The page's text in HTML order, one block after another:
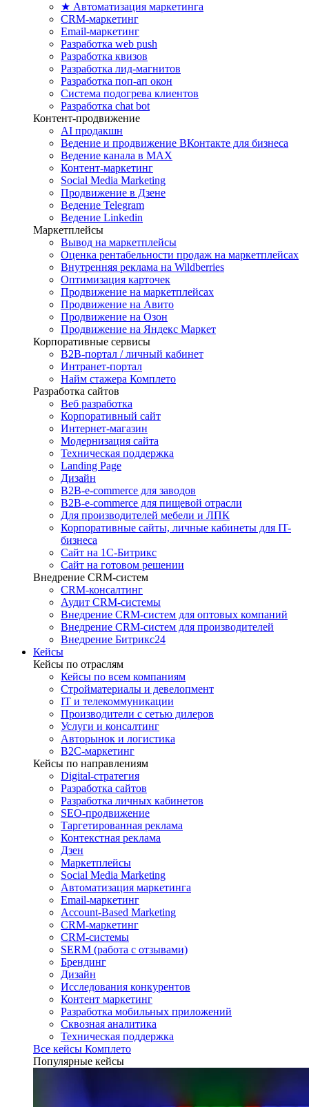
★ Автоматизация маркетинга
CRM-маркетинг
Email-маркетинг
Разработка web push
Разработка квизов
Разработка лид-магнитов
Разработка поп-ап окон
Система подогрева клиентов
Разработка chat bot
Контент-продвижение
AI продакшн
Ведение и продвижение ВКонтакте для бизнеса
Ведение канала в MAX
Контент-маркетинг
Social Media Marketing
Продвижение в Дзене
Ведение Telegram
Ведение Linkedin
Маркетплейсы
Вывод на маркетплейсы
Оценка рентабельности продаж на маркетплейсах
Внутренняя реклама на Wildberries
Оптимизация карточек
Продвижение на маркетплейсах
Продвижение на Авито
Продвижение на Озон
Продвижение на Яндекс Маркет
Корпоративные сервисы
B2B-портал / личный кабинет
Интранет-портал
Найм стажера Комплето
Разработка сайтов
Веб разработка
Корпоративный сайт
Интернет-магазин
Модернизация сайта
Техническая поддержка
Landing Page
Дизайн
B2B-e-commerce для заводов
B2B-e-commerce для пищевой отрасли
Для производителей мебели и ЛПК
Корпоративные сайты, личные кабинеты для IT-
бизнеса
Сайт на 1С-Битрикс
Сайт на готовом решении
Внедрение CRM-систем
CRM-консалтинг
Аудит CRM-системы
Внедрение CRM-систем для оптовых компаний
Внедрение CRM-систем для производителей
Внедрение Битрикс24
Кейсы
Кейсы по отраслям
Кейсы по всем компаниям
Стройматериалы и девелопмент
IT и телекоммуникации
Производители с сетью дилеров
Услуги и консалтинг
Авторынок и логистика
B2С-маркетинг
Кейсы по направлениям
Digital-стратегия
Разработка сайтов
Разработка личных кабинетов
SEO-продвижение
Таргетированная реклама
Контекстная реклама
Дзен
Маркетплейсы
Social Media Marketing
Автоматизация маркетинга
Email-маркетинг
Account-Based Marketing
CRM-маркетинг
CRM-системы
SERM (работа с отзывами)
Брендинг
Дизайн
Исследования конкурентов
Контент маркетинг
Разработка мобильных приложений
Сквозная аналитика
Техническая поддержка
Все кейсы Комплето
Популярные кейсы